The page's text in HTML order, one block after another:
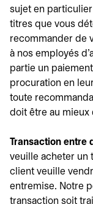
sujet en
titres que vous
recommander de
à nos employés
partie un
procuration en
toute
doit être au mieux
Transaction entre
veuille acheter un
client veuille
entremise. Notre
transaction soit